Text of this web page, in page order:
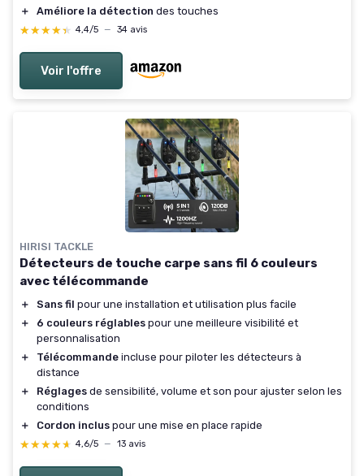
＋
Améliore la détection des touches
★★★★★
★★★★★ 4,4/5 — 34 avis
Voir l'offre
HIRISI TACKLE
Détecteurs de touche carpe sans fil 6 couleurs
avec télécommande
＋ Sans fil pour une installation et utilisation plus facile
＋
6 couleurs réglables pour une meilleure visibilité et
personnalisation
＋
Télécommande incluse pour piloter les détecteurs à
distance
＋
Réglages de sensibilité, volume et son pour ajuster selon les
conditions
＋
Cordon inclus pour une mise en place rapide
★★★★★
★★★★★ 4,6/5 — 13 avis